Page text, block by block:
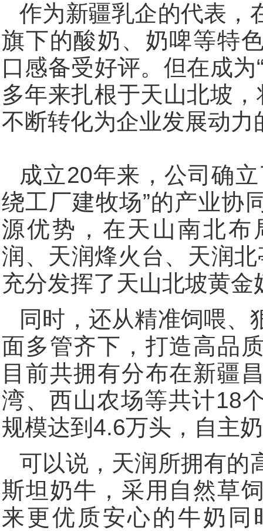
作为新疆乳企的代表，
旗下的酸奶、奶啤等特
口感备受好评。但在成
多年来扎根于天山北坡，
不断转化为企业发展动力
成立20年来，公司确
绕工厂建牧场”的产业协
源优势，在天山南北
润、天润烽火台、天润
充分发挥了天山北坡黄金
同时，还从精准饲喂、
面多管齐下，打造高品
目前共拥有分布在新疆
湾、西山农场等共计18
规模达到4.6万头，自主
可以说，天润所拥有的
斯坦奶牛，采用自然草
来更优质安心的牛奶